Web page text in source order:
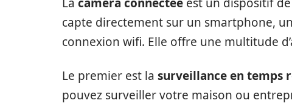
capte directement sur un smartphone,
connexion wifi. Elle offre une multitude
Le premier est la surveillance en temps
pouvez surveiller votre maison ou